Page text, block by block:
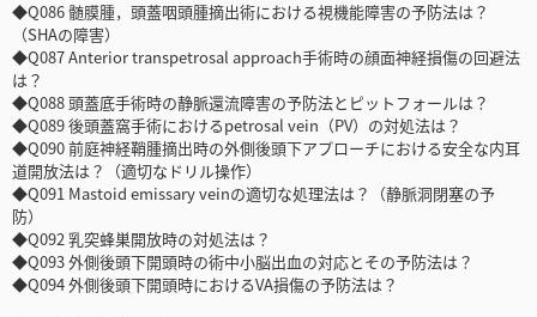
◆Q086 髄膜腫，頭蓋咽頭腫摘出術における視機能障害の予防法は？
（SHAの障害）
◆Q087 Anterior transpetrosal approach手術時の顔面神経損傷の回避法
は？
◆Q088 頭蓋底手術時の静脈還流障害の予防法とピットフォールは？
◆Q089 後頭蓋窩手術におけるpetrosal vein（PV）の対処法は？
◆Q090 前庭神経鞘腫摘出時の外側後頭下アプローチにおける安全な内耳
道開放法は？（適切なドリル操作）
◆Q091 Mastoid emissary veinの適切な処理法は？（静脈洞閉塞の予
防）
◆Q092 乳突蜂巣開放時の対処法は？
◆Q093 外側後頭下開頭時の術中小脳出血の対応とその予防法は？
◆Q094 外側後頭下開頭時におけるVA損傷の予防法は？